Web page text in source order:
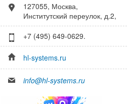
127055, Москва,
Институтский переулок, д.2,
+7 (495) 649-0629.
hl-systems.ru
info@hl-systems.ru